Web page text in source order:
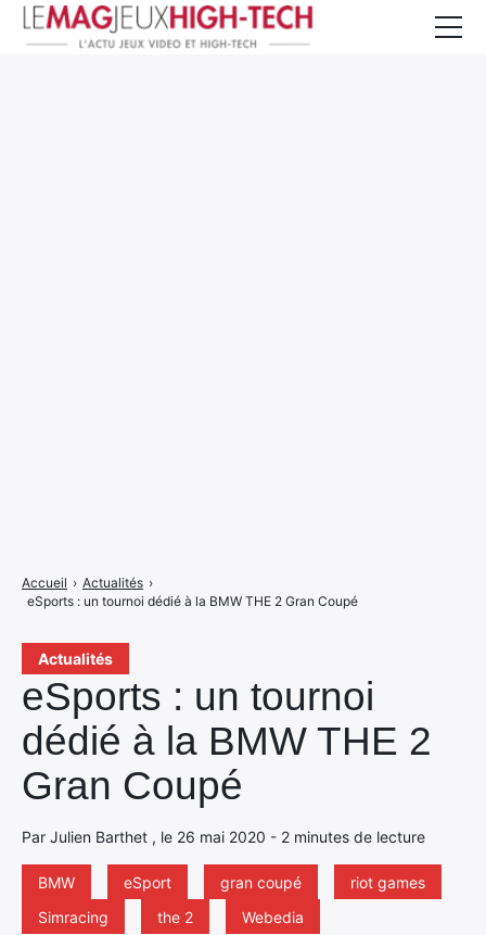
Actualités
eSports : un tournoi
dédié à la BMW THE 2
Gran Coupé
Par Julien Barthet , le 26 mai 2020 - 2 minutes de lecture
BMW eSport gran coupé
riot games
Simracing
the 2 Webedia
Accueil › Actualités ›
eSports : un tournoi dédié à la BMW THE 2 Gran Coupé